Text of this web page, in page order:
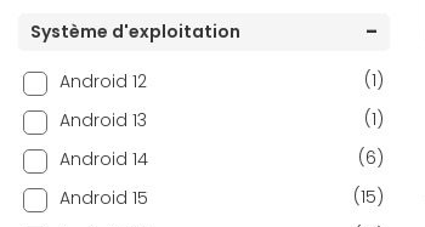
Système d'exploitation
Android 12
(1)
Android 13
(1)
Android 14
(6)
Android 15
(15)